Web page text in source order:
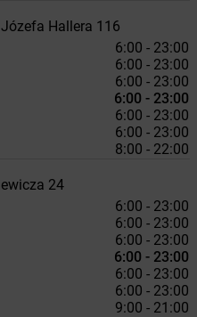
Józefa Hallera 116
6:00 - 23:00
6:00 - 23:00
6:00 - 23:00
6:00 - 23:00
6:00 - 23:00
6:00 - 23:00
8:00 - 22:00
24
6:00 - 23:00
6:00 - 23:00
6:00 - 23:00
6:00 - 23:00
6:00 - 23:00
6:00 - 23:00
9:00 - 21:00